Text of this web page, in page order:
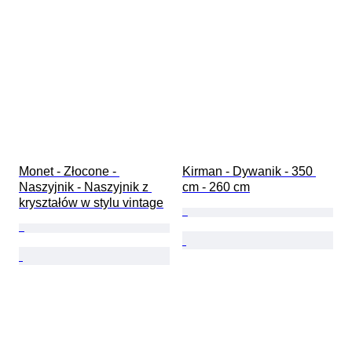
Monet - Złocone -
Naszyjnik - Naszyjnik z
kryształów w stylu vintage
Kirman - Dywanik - 350
cm - 260 cm